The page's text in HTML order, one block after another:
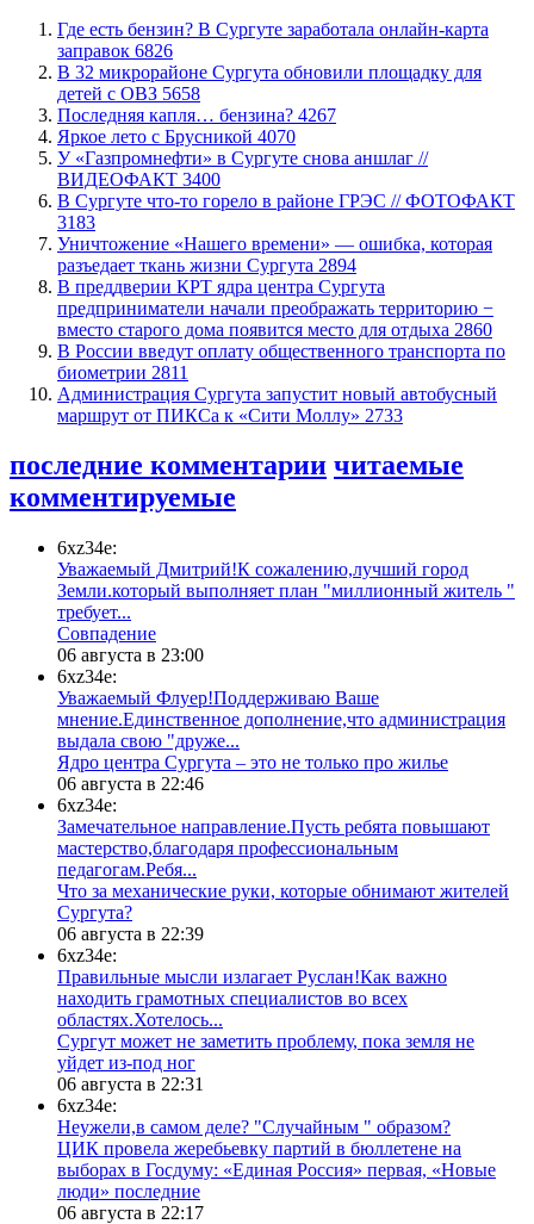
​Где есть бензин? В Сургуте заработала онлайн-карта
заправок 6826
В 32 микрорайоне Сургута обновили площадку для
детей с ОВЗ 5658
​Последняя капля… бензина? 4267
Яркое лето с Брусникой 4070
У «Газпромнефти» в Сургуте снова аншлаг //
ВИДЕОФАКТ 3400
​В Сургуте что-то горело в районе ГРЭС // ФОТОФАКТ
3183
​Уничтожение «Нашего времени» — ошибка, которая
разъедает ткань жизни Сургута 2894
​В преддверии КРТ ядра центра Сургута
предприниматели начали преображать территорию −
вместо старого дома появится место для отдыха 2860
В России введут оплату общественного транспорта по
биометрии 2811
​Администрация Сургута запустит новый автобусный
маршрут от ПИКСа к «Сити Моллу» 2733
последние комментарии читаемые
комментируемые
6xz34e:
Уважаемый Дмитрий!К сожалению,лучший город
Земли.который выполняет план "миллионный житель "
требует...
​Совпадение
06 августа в 23:00
6xz34e:
Уважаемый Флуер!Поддерживаю Ваше
мнение.Единственное дополнение,что администрация
выдала свою "друже...
​Ядро центра Сургута ‒ это не только про жилье
06 августа в 22:46
6xz34e:
Замечательное направление.Пусть ребята повышают
мастерство,благодаря профессиональным
педагогам.Ребя...
​Что за механические руки, которые обнимают жителей
Сургута?
06 августа в 22:39
6xz34e:
Правильные мысли излагает Руслан!Как важно
находить грамотных специалистов во всех
областях.Хотелось...
Сургут может не заметить проблему, пока земля не
уйдет из-под ног
06 августа в 22:31
6xz34e:
Неужели,в самом деле? "Случайным " образом?
ЦИК провела жеребьевку партий в бюллетене на
выборах в Госдуму: «Единая Россия» первая, «Новые
люди» последние
06 августа в 22:17